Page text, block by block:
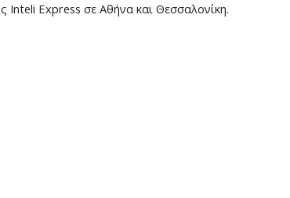
Inteli Express σε Αθήνα και Θεσσαλονίκη.